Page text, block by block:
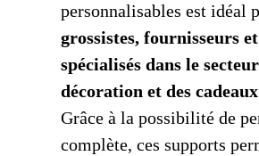
personnalisables est idéal
grossistes, fournisseurs
spécialisés dans le
décoration et des
Grâce à la possibilité de
complète, ces supports